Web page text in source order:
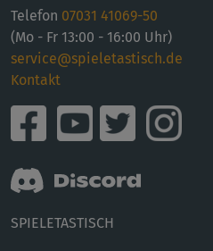
Telefon 07031 41069-50
(Mo - Fr 13:00 - 16:00 Uhr)
service@spieletastisch.de
Kontakt
SPIELETASTISCH